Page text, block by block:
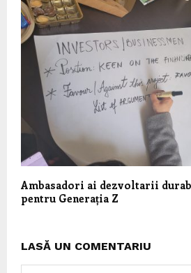
Ambasadori ai dezvoltarii
pentru Generația Z
LASĂ UN COMENTARIU